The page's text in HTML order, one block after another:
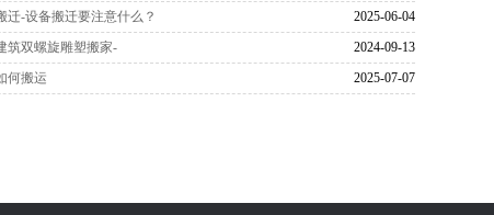
2025-06-04
迁-设备搬迁要注意什么？
2024-09-13
筑双螺旋雕塑搬家-
2025-07-07
何搬运